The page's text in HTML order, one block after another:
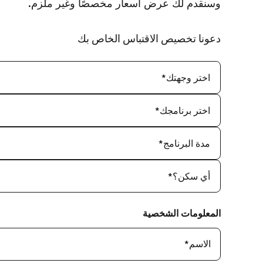
وسنقدم لك عرض أسعار مخصصًا وغير ملزم.
دعونا تخصيص الاقتباس الخاص بك
اختر وجهتك*
اختر برنامجك*
مدة البرنامج*
أي سكن؟*
المعلومات الشخصية
الاسم*